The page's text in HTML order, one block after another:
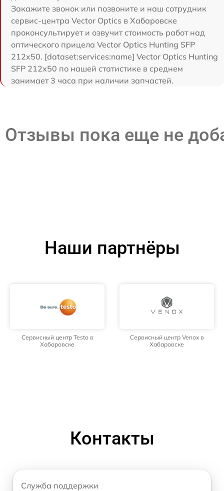
Закажите звонок или позвоните и наш сотрудник
сервис-центра Vector Optics в Хабаровске
проконсультирует и озвучит стоимость работ над
оптического прицела Vector Optics Hunting SFP
212x50. [dataset:services:name] Vector Optics Hunting
SFP 212x50 по нашей статистике в среднем
занимает 3 часа при наличии запчастей.
Отзывы пока еще не
Наши партнёры
Сервисный центр Testo в
Хабаровске
Сервисный центр Venox в
Хабаровске
Контакты
Служба поддержки